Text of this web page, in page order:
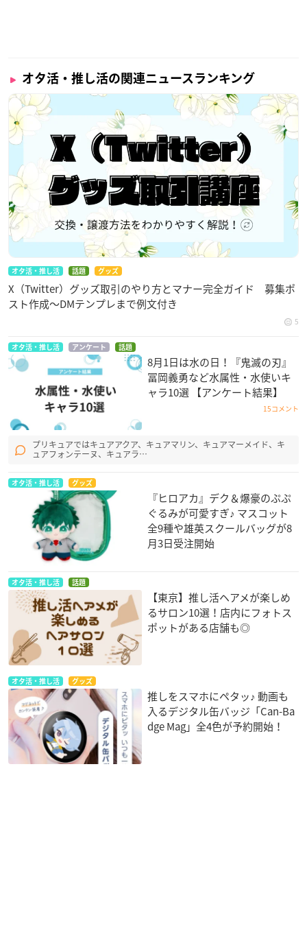
オタ活・推し活の関連ニュースランキング
オタ活・推し活 話題 グッズ
X（Twitter）グッズ取引のやり方とマナー完全ガイド 募集ポ
スト作成〜DMテンプレまで例文付き
5
オタ活・推し活 アンケート 話題
8月1日は水の日！『鬼滅の刃』
冨岡義勇など水属性・水使いキ
ャラ10選 【アンケート結果】
15コメント
プリキュアではキュアアクア、キュアマリン、キュアマーメイド、キ
ュアフォンテーヌ、キュアラ…
オタ活・推し活 グッズ
『ヒロアカ』デク＆爆豪のぷぷ
ぐるみが可愛すぎ♪ マスコット
全9種や雄英スクールバッグが8
月3日受注開始
オタ活・推し活 話題
【東京】推し活ヘアメが楽しめ
るサロン10選！店内にフォトス
ポットがある店舗も◎
オタ活・推し活 グッズ
推しをスマホにペタッ♪ 動画も
入るデジタル缶バッジ「Can-Ba
dge Mag」全4色が予約開始！